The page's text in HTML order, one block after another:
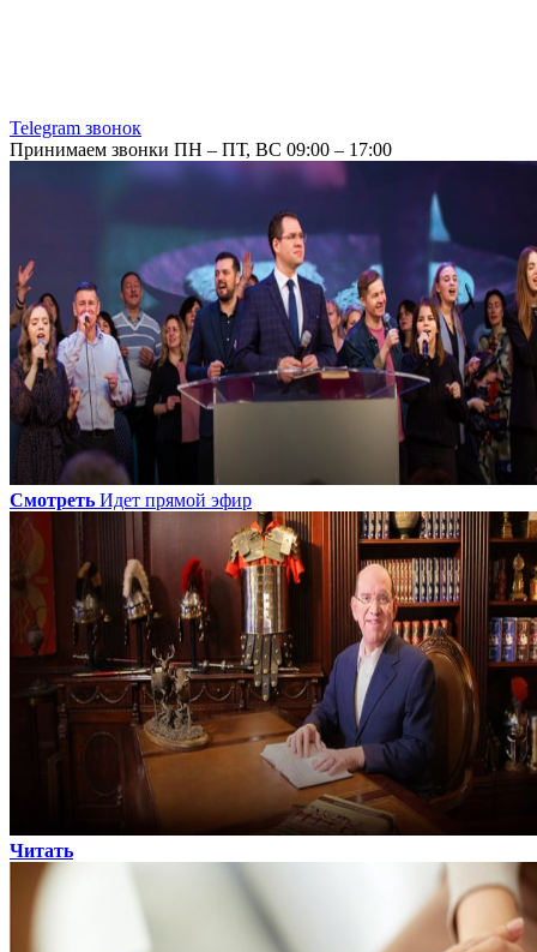
Telegram звонок
Принимаем звонки ПН – ПТ, ВС 09:00 – 17:00
Смотреть Идет прямой эфир
Читать